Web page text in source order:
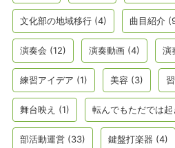
文化部の地域移行 (4) 曲目紹介
演奏会 (12) 演奏動画 (4) 演
練習アイデア (1) 美容 (3)
舞台映え (1) 転んでもただでは
部活動運営 (33) 鍵盤打楽器 (4)